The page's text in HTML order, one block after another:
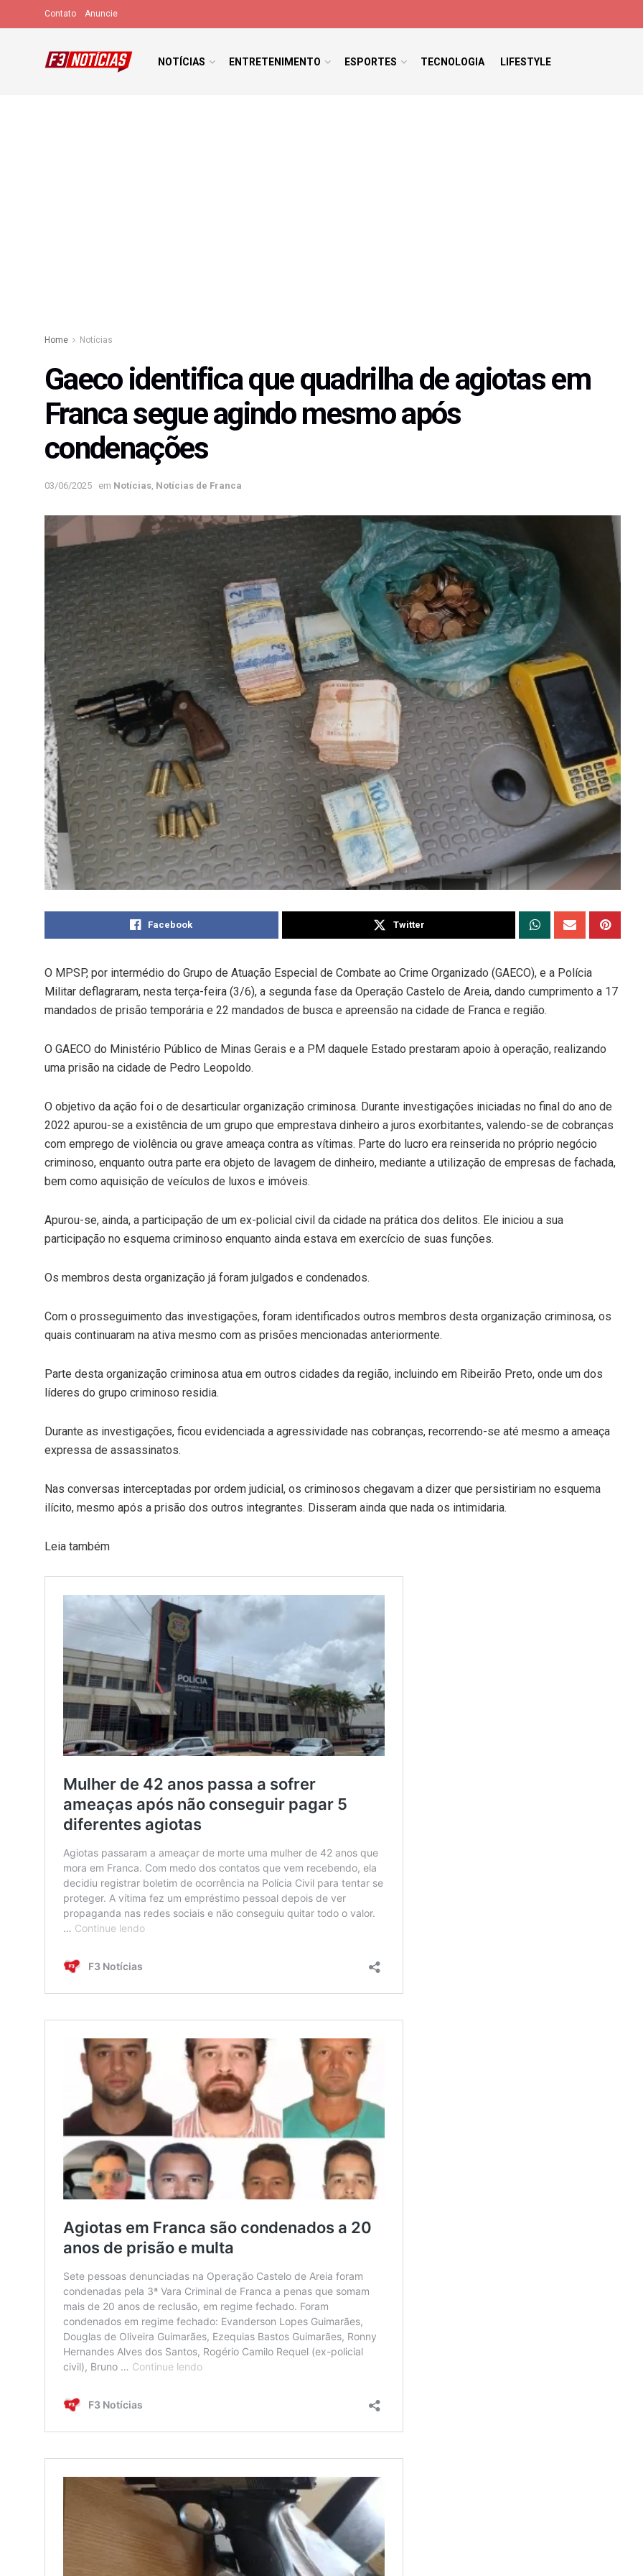
Contato Anuncie
NOTÍCIAS ENTRETENIMENTO ESPORTES TECNOLOGIA LIFESTYLE
Home Notícias
Gaeco identifica que quadrilha de agiotas em
Franca segue agindo mesmo após
condenações
03/06/2025 em Notícias Notícias de Franca
Facebook Twitter
O MPSP, por intermédio do Grupo de Atuação Especial de Combate ao Crime Organizado (GAECO), e a Polícia
Militar deflagraram, nesta terça-feira (3/6), a segunda fase da Operação Castelo de Areia, dando cumprimento a 17
mandados de prisão temporária e 22 mandados de busca e apreensão na cidade de Franca e região.
O GAECO do Ministério Público de Minas Gerais e a PM daquele Estado prestaram apoio à operação, realizando
uma prisão na cidade de Pedro Leopoldo.
O objetivo da ação foi o de desarticular organização criminosa. Durante investigações iniciadas no final do ano de
2022 apurou-se a existência de um grupo que emprestava dinheiro a juros exorbitantes, valendo-se de cobranças
com emprego de violência ou grave ameaça contra as vítimas. Parte do lucro era reinserida no próprio negócio
criminoso, enquanto outra parte era objeto de lavagem de dinheiro, mediante a utilização de empresas de fachada,
bem como aquisição de veículos de luxos e imóveis.
Apurou-se, ainda, a participação de um ex-policial civil da cidade na prática dos delitos. Ele iniciou a sua
participação no esquema criminoso enquanto ainda estava em exercício de suas funções.
Os membros desta organização já foram julgados e condenados.
Com o prosseguimento das investigações, foram identificados outros membros desta organização criminosa, os
quais continuaram na ativa mesmo com as prisões mencionadas anteriormente.
Parte desta organização criminosa atua em outros cidades da região, incluindo em Ribeirão Preto, onde um dos
líderes do grupo criminoso residia.
Durante as investigações, ficou evidenciada a agressividade nas cobranças, recorrendo-se até mesmo a ameaça
expressa de assassinatos.
Nas conversas interceptadas por ordem judicial, os criminosos chegavam a dizer que persistiriam no esquema
ilícito, mesmo após a prisão dos outros integrantes. Disseram ainda que nada os intimidaria.
Leia também